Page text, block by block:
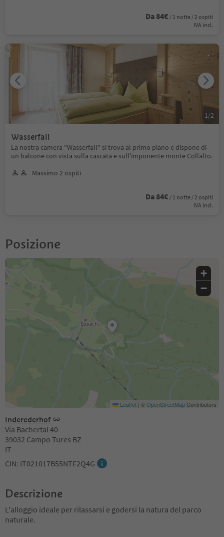
Da 84€ / 1 notte / 2 ospiti
IVA incl.
Wasserfall
La nostra camera "Wasserfall" si trova al primo piano e dispone di
un balcone con vista sulla cascata e sull'imponente monte Collalto.
Massimo 2 ospiti
Da 84€ / 1 notte / 2 ospiti
IVA incl.
1 /2
Posizione
Inderederhof
Via Bachertal 40
39032 Campo Tures BZ
IT
CIN: IT021017B55NTF2Q4G
+
−
Leaflet | ©OpenStreetMapContributors
Descrizione
L'alloggio ideale per rilassarsi e godersi la natura del parco
naturale.